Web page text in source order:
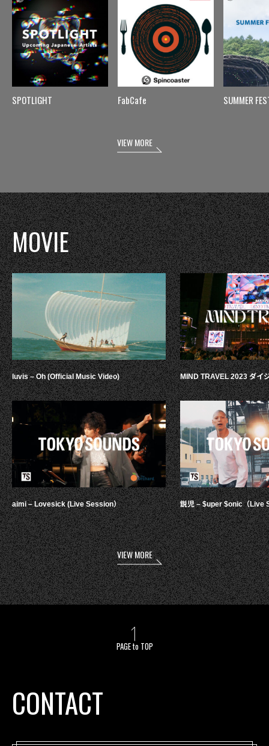
SPOTLIGHT FabCafe SUMMER
VIEW MORE
MOVIE
luvis – Oh (Official Music Video)
aimi – Lovesick (Live Session）
MIND TRAVEL 2023 ダイ
鋭児 – $uper $onic（Live
VIEW MORE
PAGE to TOP
CONTACT